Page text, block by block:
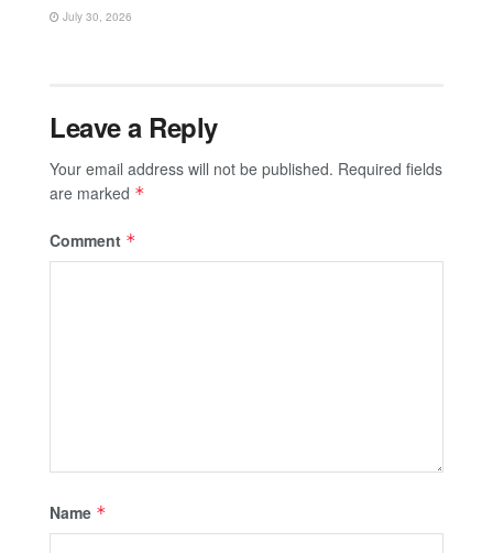
July 30, 2026
Leave a Reply
Your email address will not be published. Required fields
are marked *
Comment *
Name *